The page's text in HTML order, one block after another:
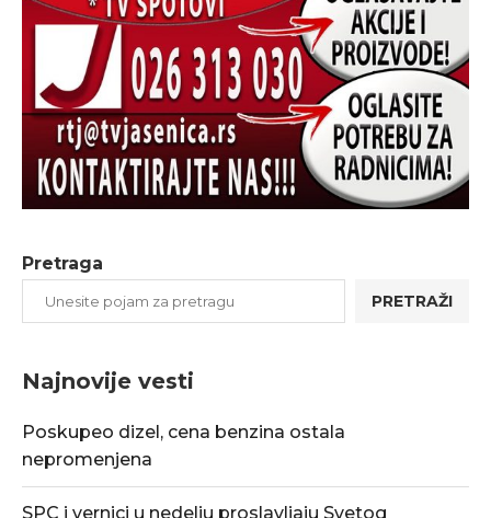
Pretraga
PRETRAŽI
Najnovije vesti
Poskupeo dizel, cena benzina ostala
nepromenjena
SPC i vernici u nedelju proslavljaju Svetog